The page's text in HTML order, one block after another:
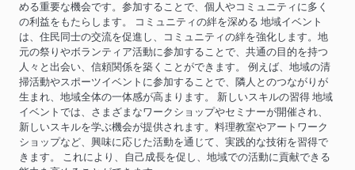
める重要な機会です。参加することで、個人やコミュニティに多く
の利益をもたらします。 コミュニティの絆を深める 地域イベント
は、住民同士の交流を促進し、コミュニティの絆を強化します。地
元の祭りやボランティア活動に参加することで、共通の目的を持つ
人々と出会い、信頼関係を築くことができます。 例えば、地域の清
掃活動やスポーツイベントに参加することで、隣人とのつながりが
生まれ、地域全体の一体感が高まります。 新しいスキルの習得 地域
イベントでは、さまざまなワークショップやセミナーが開催され、
新しいスキルを学ぶ機会が提供されます。料理教室やアートワーク
ショップなど、興味に応じた活動を通じて、実践的な技術を習得で
きます。 これにより、自己成長を促し、地域での活動に貢献できる